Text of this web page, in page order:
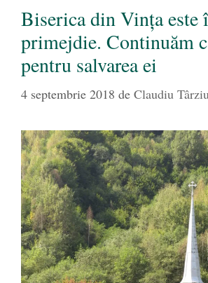
Biserica din Vința este
primejdie. Continuăm
pentru salvarea ei
4 septembrie 2018 de Claudiu